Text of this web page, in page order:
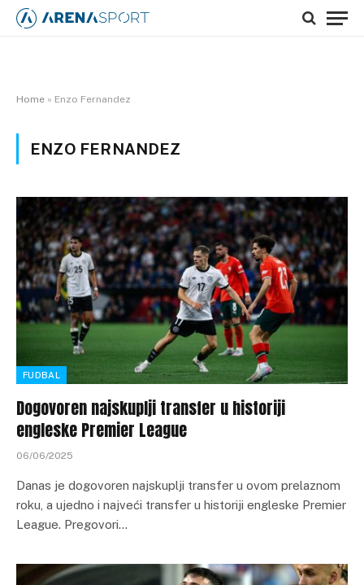
Home » Enzo Fernandez
ENZO FERNANDEZ
FUDBAL
Dogovoren najskuplji transfer u historiji
engleske Premier League
06/06/2025
Danas je dogovoren najskuplji transfer u ovom prelaznom
roku, a ujedno i najveći transfer u historiji engleske Premier
League. Pregovori…